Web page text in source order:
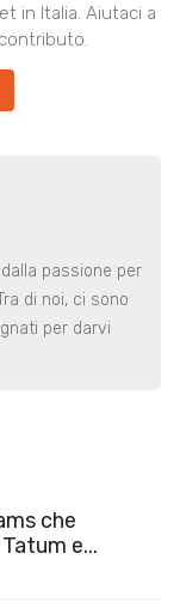
in Italia. Aiutaci a
passione per
di noi, ci sono
per darvi
che
e...